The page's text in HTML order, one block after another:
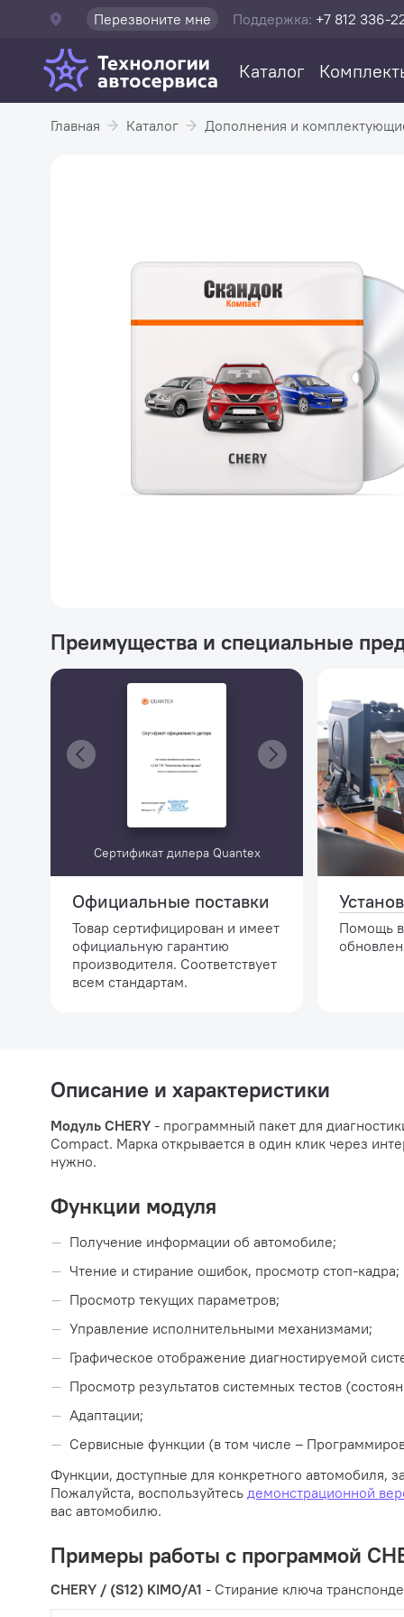
Перезвоните мне Поддержка: +7 812 336-
Каталог
Главная Каталог Дополнения и
Преимущества и специальные
Сертификат дилера Quantex
Официальные поставки
Товар сертифицирован и имеет
официальную гарантию
производителя. Соответствует
всем стандартам.
Помощь
Описание и характеристики
Модуль CHERY - программный пакет для
Compact. Марка открывается в один клик через
нужно.
Функции модуля
Получение информации об автомобиле;
Чтение и стирание ошибок, просмотр стоп-кадра;
Просмотр текущих параметров;
Управление исполнительными механизмами;
Графическое отображение диагностируемой
Просмотр результатов системных тестов
Адаптации;
Сервисные функции (в том числе –
Функции, доступные для конкретного автомобиля,
Пожалуйста, воспользуйтесь демонстрационной
вас автомобилю.
Примеры работы с программой
CHERY / (S12) KIMO/A1 - Стирание ключа